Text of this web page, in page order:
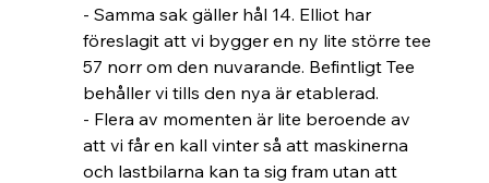
- Samma sak gäller hål 14. Elliot har
föreslagit att vi bygger en ny lite större tee
57 norr om den nuvarande. Befintligt Tee
behåller vi tills den nya är etablerad.
- Flera av momenten är lite beroende av
att vi får en kall vinter så att maskinerna
och lastbilarna kan ta sig fram utan att